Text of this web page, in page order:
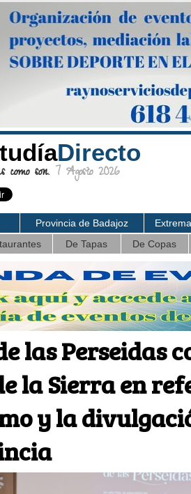
Directo
como son. 7 Agosto 2026
Provincia de Badajoz
De Tapas De Copas
las Perseidas
la Sierra en
y la